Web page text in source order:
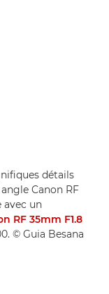
détails
Canon RF
avec un
RF 35mm F1.8
© Guia Besana